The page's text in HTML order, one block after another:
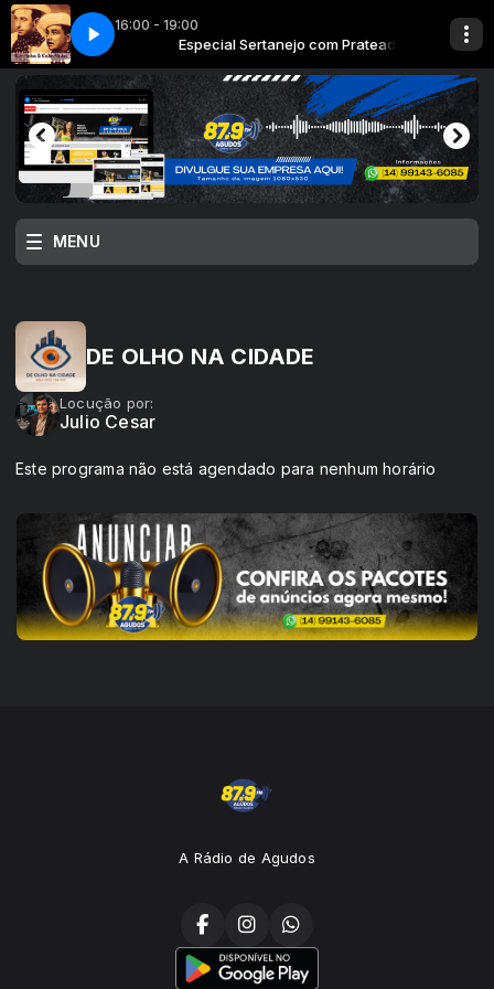
16:00 - 19:00
com Prateado Especial Sertanejo com Prateado
- Serrinha e CaboclinhoO Que Tem a Rosa - Batuque -
MENU
DE OLHO NA CIDADE
Locução por:
Julio Cesar
Este programa não está agendado para nenhum horário
A Rádio de Agudos